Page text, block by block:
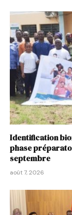
Identification
phase
septembre
août 7, 2026